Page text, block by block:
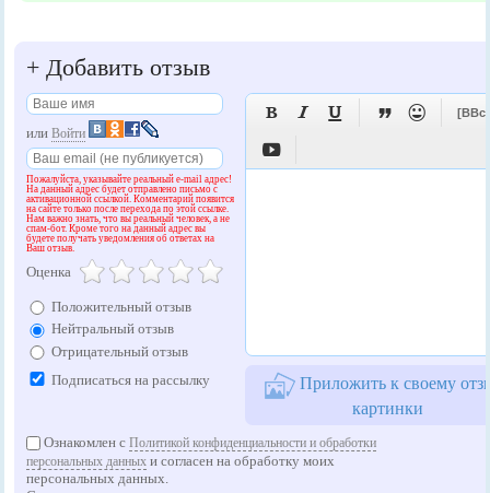
+ Добавить отзыв
илиВойти
Пожалуйста, указывайте реальный e-mail адрес!
На данный адрес будет отправлено письмо с
активационной ссылкой. Комментарий появится
на сайте только после перехода по этой ссылке.
Нам важно знать, что вы реальный человек, а не
спам-бот. Кроме того на данный адрес вы
будете получать уведомления об ответах на
Ваш отзыв.
Оценка
Положительный отзыв
Нейтральный отзыв
Отрицательный отзыв
Подписаться на рассылку
   


Приложить к своему
картинки
Ознакомлен сПолитикой конфиденциальности и обработки
персональных данных и согласен на обработку моих
персональных данных.